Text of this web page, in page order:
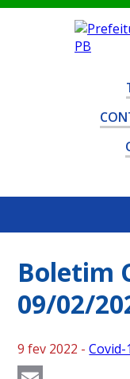
Boletim
09/02/
9 fev 2022 -Covid-